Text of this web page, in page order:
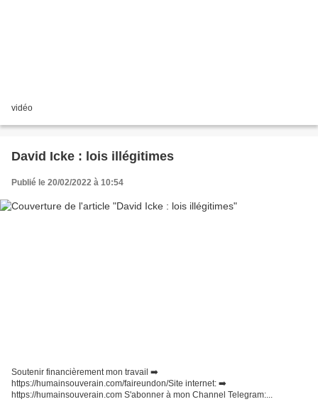
vidéo
David Icke : lois illégitimes
Publié le 20/02/2022 à 10:54
Soutenir financièrement mon travail ➡️
https://humainsouverain.com/faireundon/Site internet: ➡️
https://humainsouverain.com S'abonner à mon Channel Telegram:...